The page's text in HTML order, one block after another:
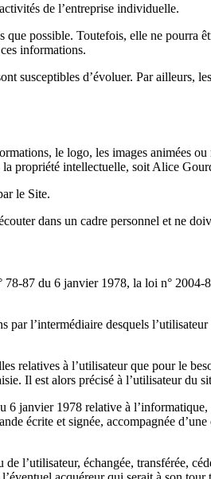
de l’entreprise individuelle.
possible. Toutefois, elle ne pourra
informations.
susceptibles d’évoluer. Par ailleurs,
le logo, les images animées
propriété intellectuelle, soit Alice
le Site.
dans un cadre personnel et ne
78-87 du 6 janvier 1978, la loi n°
l’intermédiaire desquels
relatives à l’utilisateur que pour le
Il est alors précisé à l’utilisateur du
janvier 1978 relative à
écrite et signée, accompagnée
l’utilisateur, échangée, transférée,